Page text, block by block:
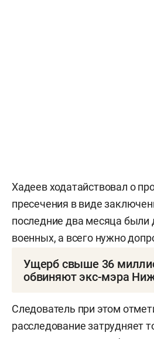
Хадеев ходатайствовал о
пресечения в виде
последние два месяца
военных, а всего нужно
Ущерб свыше 36
обвиняют экс-мэра
Нижнекамска задержали
2025 года. На следующий
Следователь при этом
расследование затрудняет